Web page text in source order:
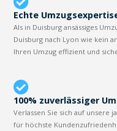
Echte
Als in Duisburg ansässiges
Duisburg nach Lyon wie kein
Ihren Umzug effizient und
100% zuverlässiger
Verlassen Sie sich auf unsere
für höchste